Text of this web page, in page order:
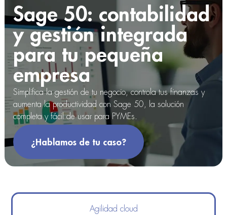
Sage 50: contabilidad
y gestión integrada
para tu pequeña
empresa
Simplifica la gestión de tu negocio, controla tus finanzas y
aumenta la productividad con Sage 50, la solución
completa y fácil de usar para PYMEs.
¿Hablamos de tu caso?
Agilidad cloud